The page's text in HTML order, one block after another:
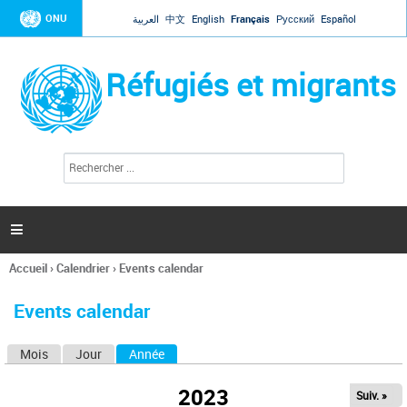
Jump to navigation
ONU العربية 中文 English Français Русский Español
Réfugiés et migrants
l
c
h
e

Vous
ici
Accueil›Calendrier› Events calendar
Events calendar
Mois Jour Année
2023 Suiv. »